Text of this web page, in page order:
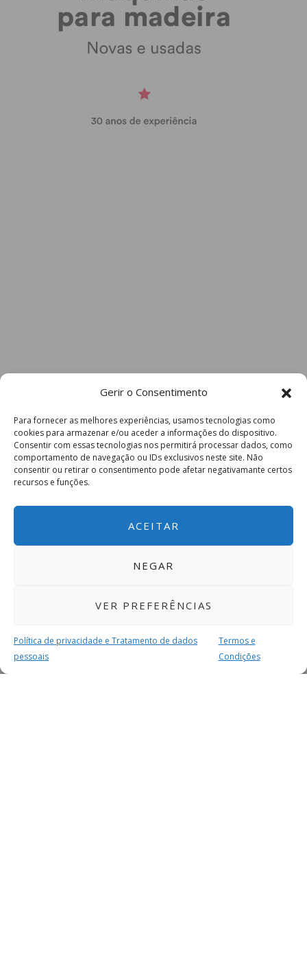
Gerir o Consentimento
Para fornecer as melhores experiências, usamos tecnologias como
cookies para armazenar e/ou aceder a informações do dispositivo.
Consentir com essas tecnologias nos permitirá processar dados, como
comportamento de navegação ou IDs exclusivos neste site. Não
consentir ou retirar o consentimento pode afetar negativamante certos
recursos e funções.
ACEITAR
NEGAR
VER PREFERÊNCIAS
Política de privacidade e Tratamento de dados
pessoais
Termos e
Condições